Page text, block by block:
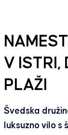
V ISTRI,
PLAŽI
Švedska
luksuzno vilo s